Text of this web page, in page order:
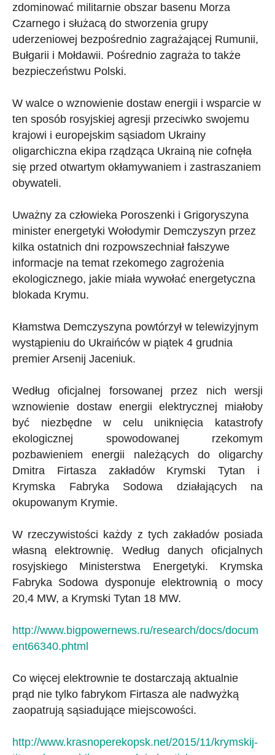
zdominować militarnie obszar basenu Morza
Czarnego i służacą do stworzenia grupy
uderzeniowej bezpośrednio zagrażającej Rumunii,
Bułgarii i Mołdawii. Pośrednio zagraża to także
bezpieczeństwu Polski.
W walce o wznowienie dostaw energii i wsparcie w
ten sposób rosyjskiej agresji przeciwko swojemu
krajowi i europejskim sąsiadom Ukrainy
oligarchiczna ekipa rządząca Ukrainą nie cofnęła
się przed otwartym okłamywaniem i zastraszaniem
obywateli.
Uważny za człowieka Poroszenki i Grigoryszyna
minister energetyki Wołodymir Demczyszyn przez
kilka ostatnich dni rozpowszechniał fałszywe
informacje na temat rzekomego zagrożenia
ekologicznego, jakie miała wywołać energetyczna
blokada Krymu.
Kłamstwa Demczyszyna powtórzył w telewizyjnym
wystąpieniu do Ukraińców w piątek 4 grudnia
premier Arsenij Jaceniuk.
Według oficjalnej forsowanej przez nich wersji
wznowienie dostaw energii elektrycznej miałoby
być niezbędne w celu uniknięcia katastrofy
ekologicznej spowodowanej rzekomym
pozbawieniem energii należących do oligarchy
Dmitra Firtasza zakładów Krymski Tytan i
Krymska Fabryka Sodowa działających na
okupowanym Krymie.
W rzeczywistości każdy z tych zakładów posiada
własną elektrownię. Według danych oficjalnych
rosyjskiego Ministerstwa Energetyki. Krymska
Fabryka Sodowa dysponuje elektrownią o mocy
20,4 MW, a Krymski Tytan 18 MW.
http://www.bigpowernews.ru/research/docs/docum
ent66340.phtml
Co więcej elektrownie te dostarczają aktualnie
prąd nie tylko fabrykom Firtasza ale nadwyżką
zaopatrują sąsiadujące miejscowości.
http://www.krasnoperekopsk.net/2015/11/krymskij-